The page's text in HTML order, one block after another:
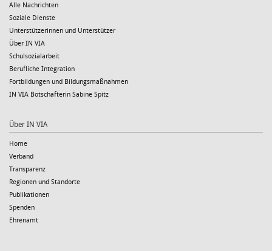
Alle Nachrichten
Soziale Dienste
Unterstützerinnen und Unterstützer
Über IN VIA
Schulsozialarbeit
Berufliche Integration
Fortbildungen und Bildungsmaßnahmen
IN VIA Botschafterin Sabine Spitz
Über IN VIA
Home
Verband
Transparenz
Regionen und Standorte
Publikationen
Spenden
Ehrenamt